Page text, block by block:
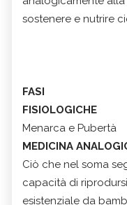
sostenere e nutrire
FASI
FISIOLOGICHE
Menarca e Pubertà
MEDICINA
Ciò che nel soma
capacità di
esistenziale da